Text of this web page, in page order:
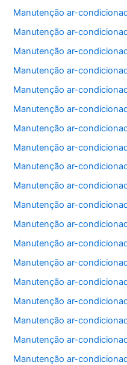
Manutenção ar-
Manutenção ar-
Manutenção ar-
Manutenção ar-
Manutenção ar-
Manutenção ar-
Manutenção ar-
Manutenção ar-
Manutenção ar-
Manutenção ar-
Manutenção ar-
Manutenção ar-
Manutenção ar-
Manutenção ar-
Manutenção ar-
Manutenção ar-
Manutenção ar-
Manutenção ar-
Manutenção ar-